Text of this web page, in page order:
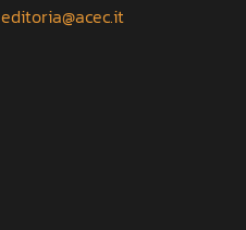
editoria@acec.it